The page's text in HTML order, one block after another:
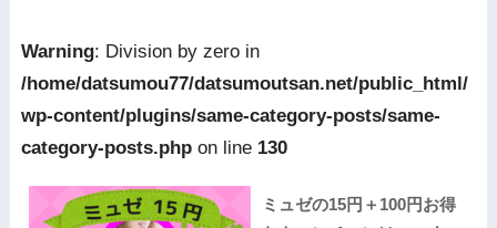
Warning: Division by zero in
/home/datsumou77/datsumoutsan.net/public_html/
wp-content/plugins/same-category-posts/same-
category-posts.phpon line 130
ミュゼの15円＋100円お得